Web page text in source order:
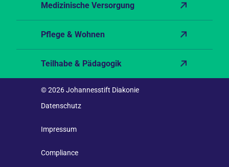
Medizinische Versorgung
Pflege & Wohnen
Teilhabe & Pädagogik
© 2026 Johannesstift Diakonie
Datenschutz
Impressum
Compliance